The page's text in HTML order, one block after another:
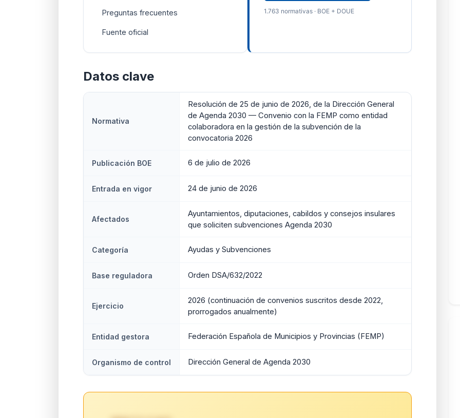
Preguntas frecuentes
Fuente oficial
1.763 normativas · BOE + DOUE
Datos clave
Normativa
Resolución de 25 de junio de 2026, de la Dirección General
de Agenda 2030 — Convenio con la FEMP como entidad
colaboradora en la gestión de la subvención de la
convocatoria 2026
Publicación BOE 6 de julio de 2026
Entrada en vigor 24 de junio de 2026
Afectados
Ayuntamientos, diputaciones, cabildos y consejos insulares
que soliciten subvenciones Agenda 2030
Categoría Ayudas y Subvenciones
Base reguladora Orden DSA/632/2022
Ejercicio
2026 (continuación de convenios suscritos desde 2022,
prorrogados anualmente)
Entidad gestora Federación Española de Municipios y Provincias (FEMP)
Organismo de control Dirección General de Agenda 2030